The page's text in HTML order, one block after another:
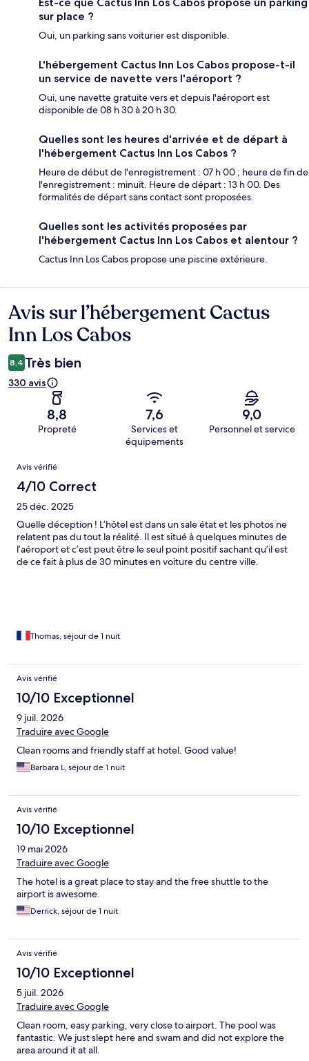
sur place ?
Oui, un parking sans voiturier est disponible.
L'hébergement Cactus Inn Los Cabos propose-t-il
un service de navette vers l'aéroport ?
Oui, une navette gratuite vers et depuis l'aéroport est
disponible de 08 h 30 à 20 h 30.
Quelles sont les heures d'arrivée et de départ à
l'hébergement Cactus Inn Los Cabos ?
Heure de début de l'enregistrement : 07 h 00 ; heure de fin de
l'enregistrement : minuit. Heure de départ : 13 h 00. Des
formalités de départ sans contact sont proposées.
Quelles sont les activités proposées par
l'hébergement Cactus Inn Los Cabos et alentour ?
Cactus Inn Los Cabos propose une piscine extérieure.
Avis
Avis sur l’hébergement Cactus
Inn Los Cabos
8,4 Très bien
330 avis
8,8
Propreté
7,6
Services et
équipements
9,0
Personnel et service
Avis
Avis vérifié
4/10 Correct
25 déc. 2025
Quelle déception ! L’hôtel est dans un sale état et les photos ne
relatent pas du tout la réalité. Il est situé à quelques minutes de
l’aéroport et c’est peut être le seul point positif sachant qu’il est
de ce fait à plus de 30 minutes en voiture du centre ville.
Thomas, séjour de 1 nuit
Avis vérifié
10/10 Exceptionnel
9 juil. 2026
Traduire avec Google
Clean rooms and friendly staff at hotel. Good value!
Barbara L, séjour de 1 nuit
Avis vérifié
10/10 Exceptionnel
19 mai 2026
Traduire avec Google
The hotel is a great place to stay and the free shuttle to the
airport is awesome.
Derrick, séjour de 1 nuit
Avis vérifié
10/10 Exceptionnel
5 juil. 2026
Traduire avec Google
Clean room, easy parking, very close to airport. The pool was
fantastic. We just slept here and swam and did not explore the
area around it at all.